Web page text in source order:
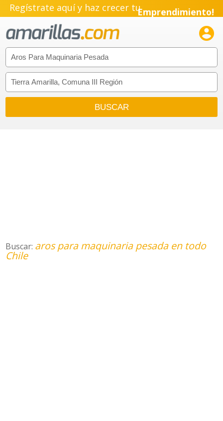
Regístrate aquí y haz crecer tuEmprendimiento!

Buscar: aros para maquinaria pesada en todo
Chile